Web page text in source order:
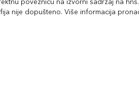
poveznicu na izvorni sadržaj na
nije dopušteno. Više informacija